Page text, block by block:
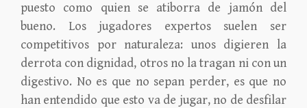
puesto como quien se atiborra de jamón del
bueno. Los jugadores expertos suelen ser
competitivos por naturaleza: unos digieren la
derrota con dignidad, otros no la tragan ni con un
digestivo. No es que no sepan perder, es que no
han entendido que esto va de jugar, no de desfilar